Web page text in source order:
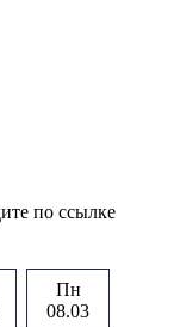
по ссылке
Пн
08.03